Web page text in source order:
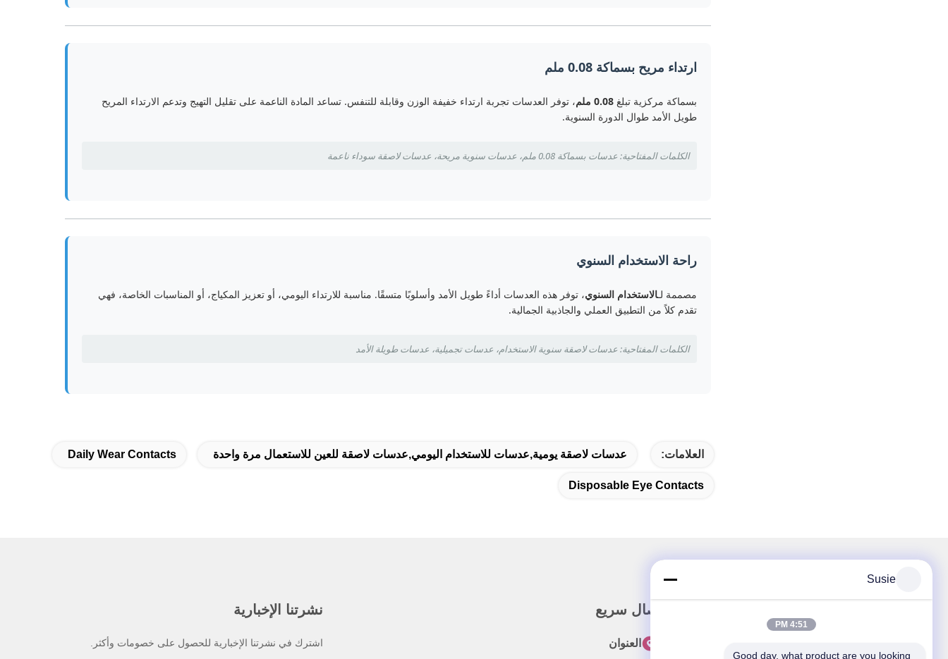
ارتداء مريح بسماكة 0.08 ملم
بسماكة مركزية تبلغ 0.08 ملم
، توفر العدسات تجربة ارتداء خفيفة الوزن وقابلة للتنفس. تساعد المادة الناعمة على تقليل التهيج وتدعم الارتداء المريح
طويل الأمد طوال الدورة السنوية.
الكلمات المفتاحية: عدسات بسماكة 0.08 ملم، عدسات سنوية مريحة، عدسات لاصقة سوداء ناعمة
راحة الاستخدام السنوي
مصممة لـالاستخدام السنوي، توفر هذه العدسات أداءً طويل الأمد وأسلوبًا متسقًا. مناسبة للارتداء اليومي، أو تعزيز المكياج، أو المناسبات الخاصة، فهي
تقدم كلاً من التطبيق العملي والجاذبية الجمالية.
الكلمات المفتاحية: عدسات لاصقة سنوية الاستخدام، عدسات تجميلية، عدسات طويلة الأمد
العلامات: عدسات لاصقة يومية,عدسات للاستخدام اليومي,عدسات لاصقة للعين للاستعمال مرة واحدة Daily Wear Contacts
Disposable Eye Contacts
اتصال سريع
العنوان
نشرتنا الإخبارية
اشترك في نشرتنا الإخبارية للحصول على خصومات وأكثر.
Susie
4:51 PM
Good day, what product are you looking